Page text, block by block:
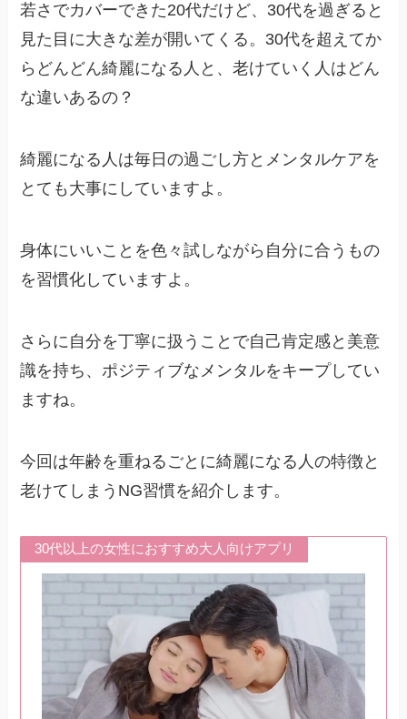
若さでカバーできた20代だけど、30代を過ぎると
見た目に大きな差が開いてくる。30代を超えてか
らどんどん綺麗になる人と、老けていく人はどん
な違いあるの？
綺麗になる人は毎日の過ごし方とメンタルケアを
とても大事にしていますよ。
身体にいいことを色々試しながら自分に合うもの
を習慣化していますよ。
さらに自分を丁寧に扱うことで自己肯定感と美意
識を持ち、ポジティブなメンタルをキープしてい
ますね。
今回は年齢を重ねるごとに綺麗になる人の特徴と
老けてしまうNG習慣を紹介します。
30代以上の女性におすすめ大人向けアプリ